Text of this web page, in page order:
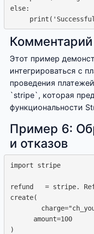
else:
Этот пример
интегрироваться с
проведения
`stripe`, которая
функциональности
Пример 6:
и отказов
import stripe
refund   = stripe.
create(
      amount=100
)